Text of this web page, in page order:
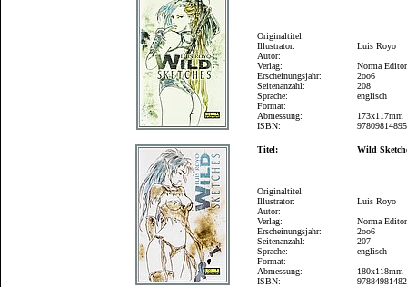
Originaltitel:
Illustrator:
Autor:
Verlag:
Erscheinungsjahr:
Seitenanzahl:
Sprache:
Format:
Abmessung:
ISBN:
Luis Royo
Norma
2oo6
208
englisch
173x117mm
Titel: Wild
Originaltitel:
Illustrator:
Autor:
Verlag:
Erscheinungsjahr:
Seitenanzahl:
Sprache:
Format:
Abmessung:
ISBN:
Luis Royo
Norma
2oo6
207
englisch
180x118mm